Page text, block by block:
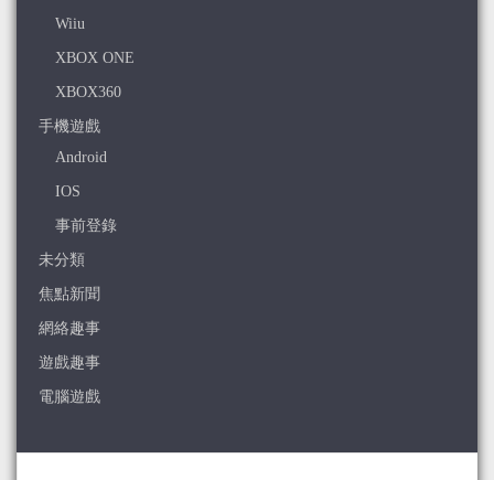
Wiiu
XBOX ONE
XBOX360
手機遊戲
Android
IOS
事前登錄
未分類
焦點新聞
網絡趣事
遊戲趣事
電腦遊戲